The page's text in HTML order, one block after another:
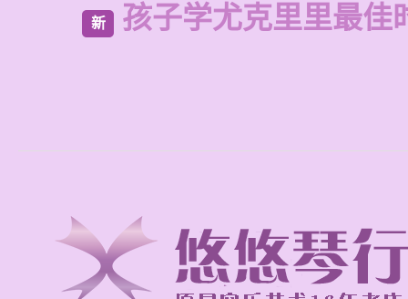
新 孩子学尤克里里最佳